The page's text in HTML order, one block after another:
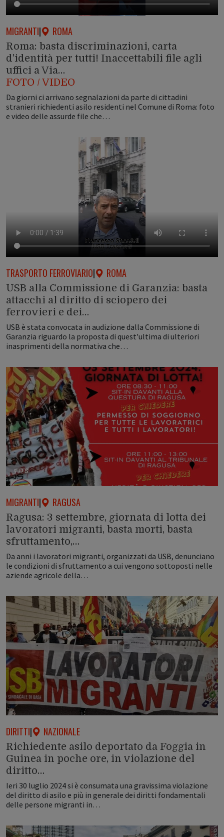
MIGRANTI| ROMA
Roma: basta discriminazioni, carta
d'identità per tutti! Inaccettabili file agli
uffici a Via…
FOTO / VIDEO
Da giorni ci arrivano segnalazioni da parte di cittadini
stranieri richiedenti asilo residenti nel Comune di Roma: foto
e video delle assurde file che…
TRASPORTO FERROVIARIO| ROMA
USB alla Commissione di Garanzia: basta
attacchi al diritto di sciopero dei
ferrovieri e dei…
USB è stata convocata in audizione dalla Commissione di
Garanzia riguardo la proposta di quest'ultima di ulteriori
inasprimenti della normativa che…
MIGRANTI| RAGUSA
Ragusa: 3 settembre, giornata di lotta dei
lavoratori migranti, basta morti, basta
sfruttamento,…
Da anni i lavoratori migranti, organizzati da USB, denunciano
le condizioni di sfruttamento a cui vengono sottoposti nelle
aziende agricole della…
DIRITTI| NAZIONALE
Richiedente asilo deportato da Foggia in
Guinea in poche ore, in violazione del
diritto…
Ieri 30 luglio 2024 si è consumata una gravissima violazione
del diritto di asilo e più in generale dei diritti fondamentali
delle persone migranti in…